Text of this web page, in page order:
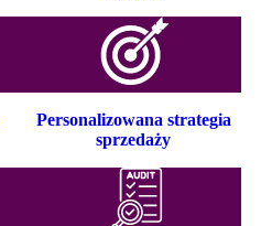
Personalizowana strategia
sprzedaży